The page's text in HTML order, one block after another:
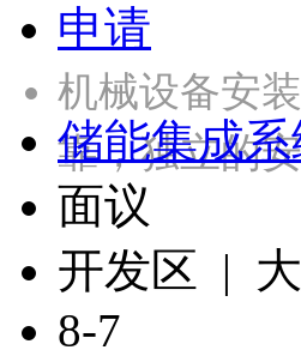
申请
机械设备安
靠，独立的
储能集成
面议
开发区 |
8-7